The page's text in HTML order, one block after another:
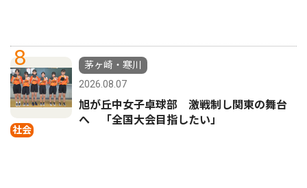
8
社会
茅ヶ崎・寒川
2026.08.07
旭が丘中女子卓球部 激戦制し関東の舞台
へ 「全国大会目指したい」